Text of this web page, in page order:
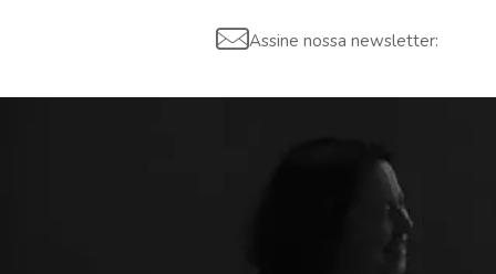
Assine nossa newsletter: